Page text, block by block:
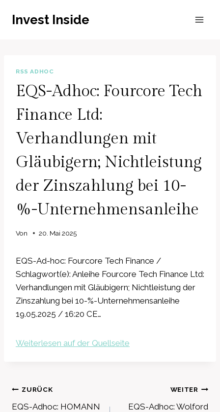
InhaltInvest Inside
RSS ADHOC
EQS-Adhoc: Fourcore Tech
Finance Ltd:
Verhandlungen mit
Gläubigern; Nichtleistung
der Zinszahlung bei 10-
%-Unternehmensanleihe
Von 20. Mai 2025
EQS-Ad-hoc: Fourcore Tech Finance /
Schlagwort(e): Anleihe Fourcore Tech Finance Ltd:
Verhandlungen mit Gläubigern; Nichtleistung der
Zinszahlung bei 10-%-Unternehmensanleihe
19.05.2025 / 16:20 CE…
Weiterlesen auf der Quellseite
Beitragsnavigation
ZURÜCK
EQS-Adhoc: HOMANN
WEITER
EQS-Adhoc: Wolford